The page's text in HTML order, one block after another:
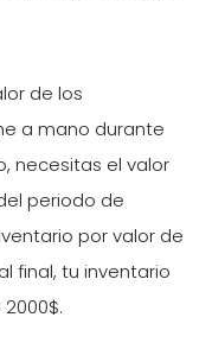
de los
a mano durante
necesitas el valor
periodo de
por valor de
final, tu inventario
2000$.